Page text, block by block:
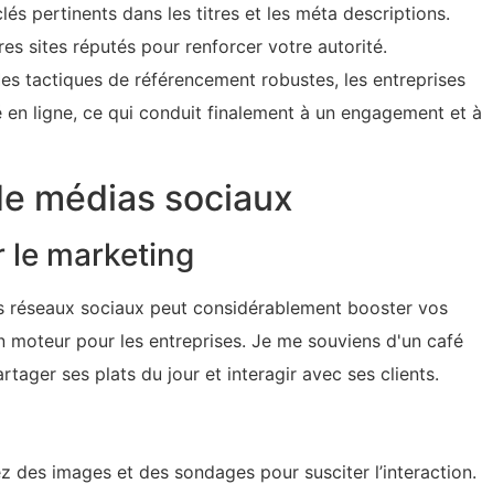
pertinents dans les titres et les méta descriptions.
sites réputés pour renforcer votre autorité.
tactiques de référencement robustes, les entreprises
ligne, ce qui conduit finalement à un engagement et à
médias sociaux
le marketing
sociaux peut considérablement booster vos
pour les entreprises. Je me souviens d'un café
ses plats du jour et interagir avec ses clients.
des images et des sondages pour susciter l’interaction.